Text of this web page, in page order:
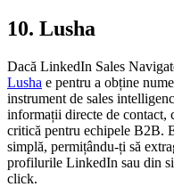
10. Lusha
Dacă LinkedIn Sales
Lusha e pentru a obține
instrument de sales
informații directe de contact,
critică pentru echipele B2B.
simplă, permițându-ți să
profilurile LinkedIn sau din
click.